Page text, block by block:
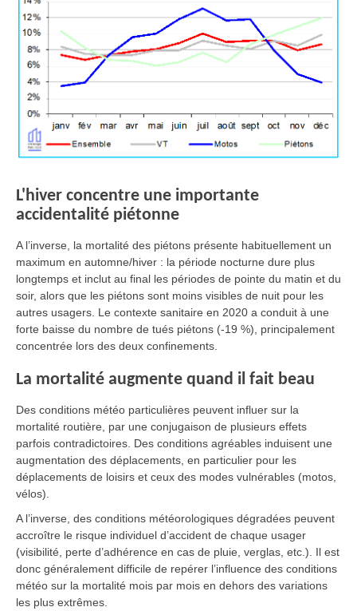
L'hiver concentre une importante
accidentalité piétonne
A l’inverse, la mortalité des piétons présente habituellement un
maximum en automne/hiver : la période nocturne dure plus
longtemps et inclut au final les périodes de pointe du matin et du
soir, alors que les piétons sont moins visibles de nuit pour les
autres usagers. Le contexte sanitaire en 2020 a conduit à une
forte baisse du nombre de tués piétons (-19 %), principalement
concentrée lors des deux confinements.
La mortalité augmente quand il fait beau
Des conditions météo particulières peuvent influer sur la
mortalité routière, par une conjugaison de plusieurs effets
parfois contradictoires. Des conditions agréables induisent une
augmentation des déplacements, en particulier pour les
déplacements de loisirs et ceux des modes vulnérables (motos,
vélos).
A l’inverse, des conditions météorologiques dégradées peuvent
accroître le risque individuel d’accident de chaque usager
(visibilité, perte d’adhérence en cas de pluie, verglas, etc.). Il est
donc généralement difficile de repérer l’influence des conditions
météo sur la mortalité mois par mois en dehors des variations
les plus extrêmes.